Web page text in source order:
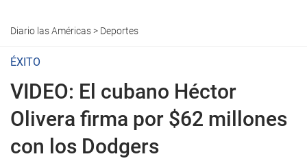
Diario las Américas> Deportes
ÉXITO
VIDEO: El cubano Héctor
Olivera firma por $62 millones
con los Dodgers